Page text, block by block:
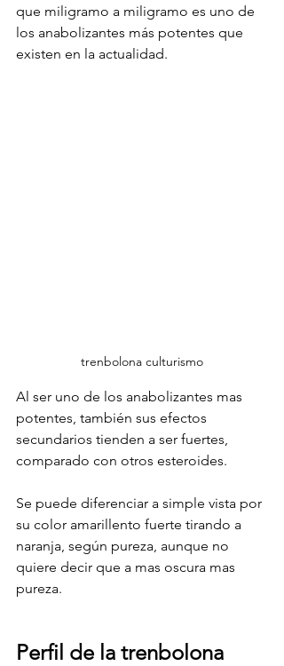
que miligramo a miligramo es uno de
los anabolizantes más potentes que
existen en la actualidad.
trenbolona culturismo
Al ser uno de los anabolizantes mas
potentes, también sus efectos
secundarios tienden a ser fuertes,
comparado con otros esteroides.
Se puede diferenciar a simple vista por
su color amarillento fuerte tirando a
naranja, según pureza, aunque no
quiere decir que a mas oscura mas
pureza.
Perfil de la trenbolona